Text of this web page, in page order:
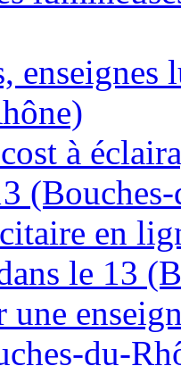
enseignes
à
en
le 13
du-